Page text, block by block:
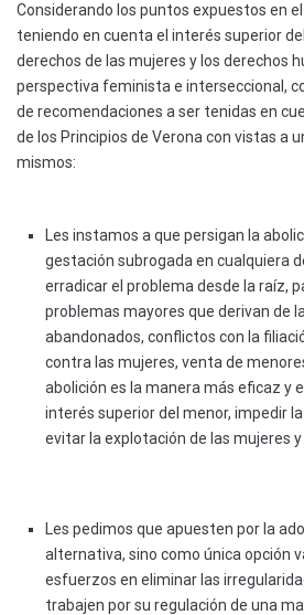
Considerando los puntos expuestos en
teniendo en cuenta el interés superior
derechos de las mujeres y los derechos
perspectiva feminista e interseccional,
de recomendaciones a ser tenidas en
de los Principios de Verona con vistas a
mismos:
Les instamos a que persigan la
gestación subrogada en cualquiera
erradicar el problema desde la raíz,
problemas mayores que derivan de
abandonados, conflictos con la
contra las mujeres, venta de
abolición es la manera más eficaz y
interés superior del menor, impedir
evitar la explotación de las mujeres
Les pedimos que apuesten por la
alternativa, sino como única opción
esfuerzos en eliminar las
trabajen por su regulación de una